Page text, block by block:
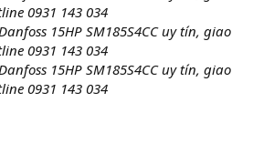
0931 143 034
15HP SM185S4CC uy tín, giao
0931 143 034
15HP SM185S4CC uy tín, giao
0931 143 034